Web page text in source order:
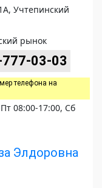
Учтепинский
рынок
03-03
телефона на
08:00-17:00, Сб
Элдоровна